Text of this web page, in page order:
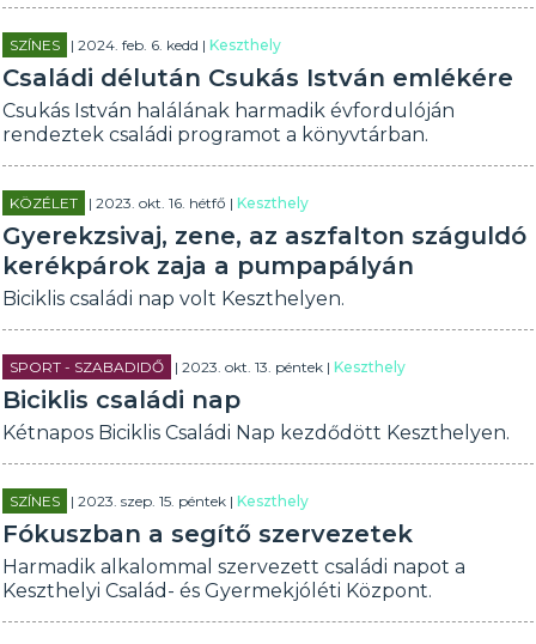
SZÍNES | 2024. feb. 6. kedd |Keszthely
Családi délután Csukás István emlékére
Csukás István halálának harmadik évfordulóján
rendeztek családi programot a könyvtárban.
KÖZÉLET | 2023. okt. 16. hétfő |Keszthely
Gyerekzsivaj, zene, az aszfalton száguldó
kerékpárok zaja a pumpapályán
Biciklis családi nap volt Keszthelyen.
SPORT - SZABADIDŐ | 2023. okt. 13. péntek |Keszthely
Biciklis családi nap
Kétnapos Biciklis Családi Nap kezdődött Keszthelyen.
SZÍNES | 2023. szep. 15. péntek |Keszthely
Fókuszban a segítő szervezetek
Harmadik alkalommal szervezett családi napot a
Keszthelyi Család- és Gyermekjóléti Központ.